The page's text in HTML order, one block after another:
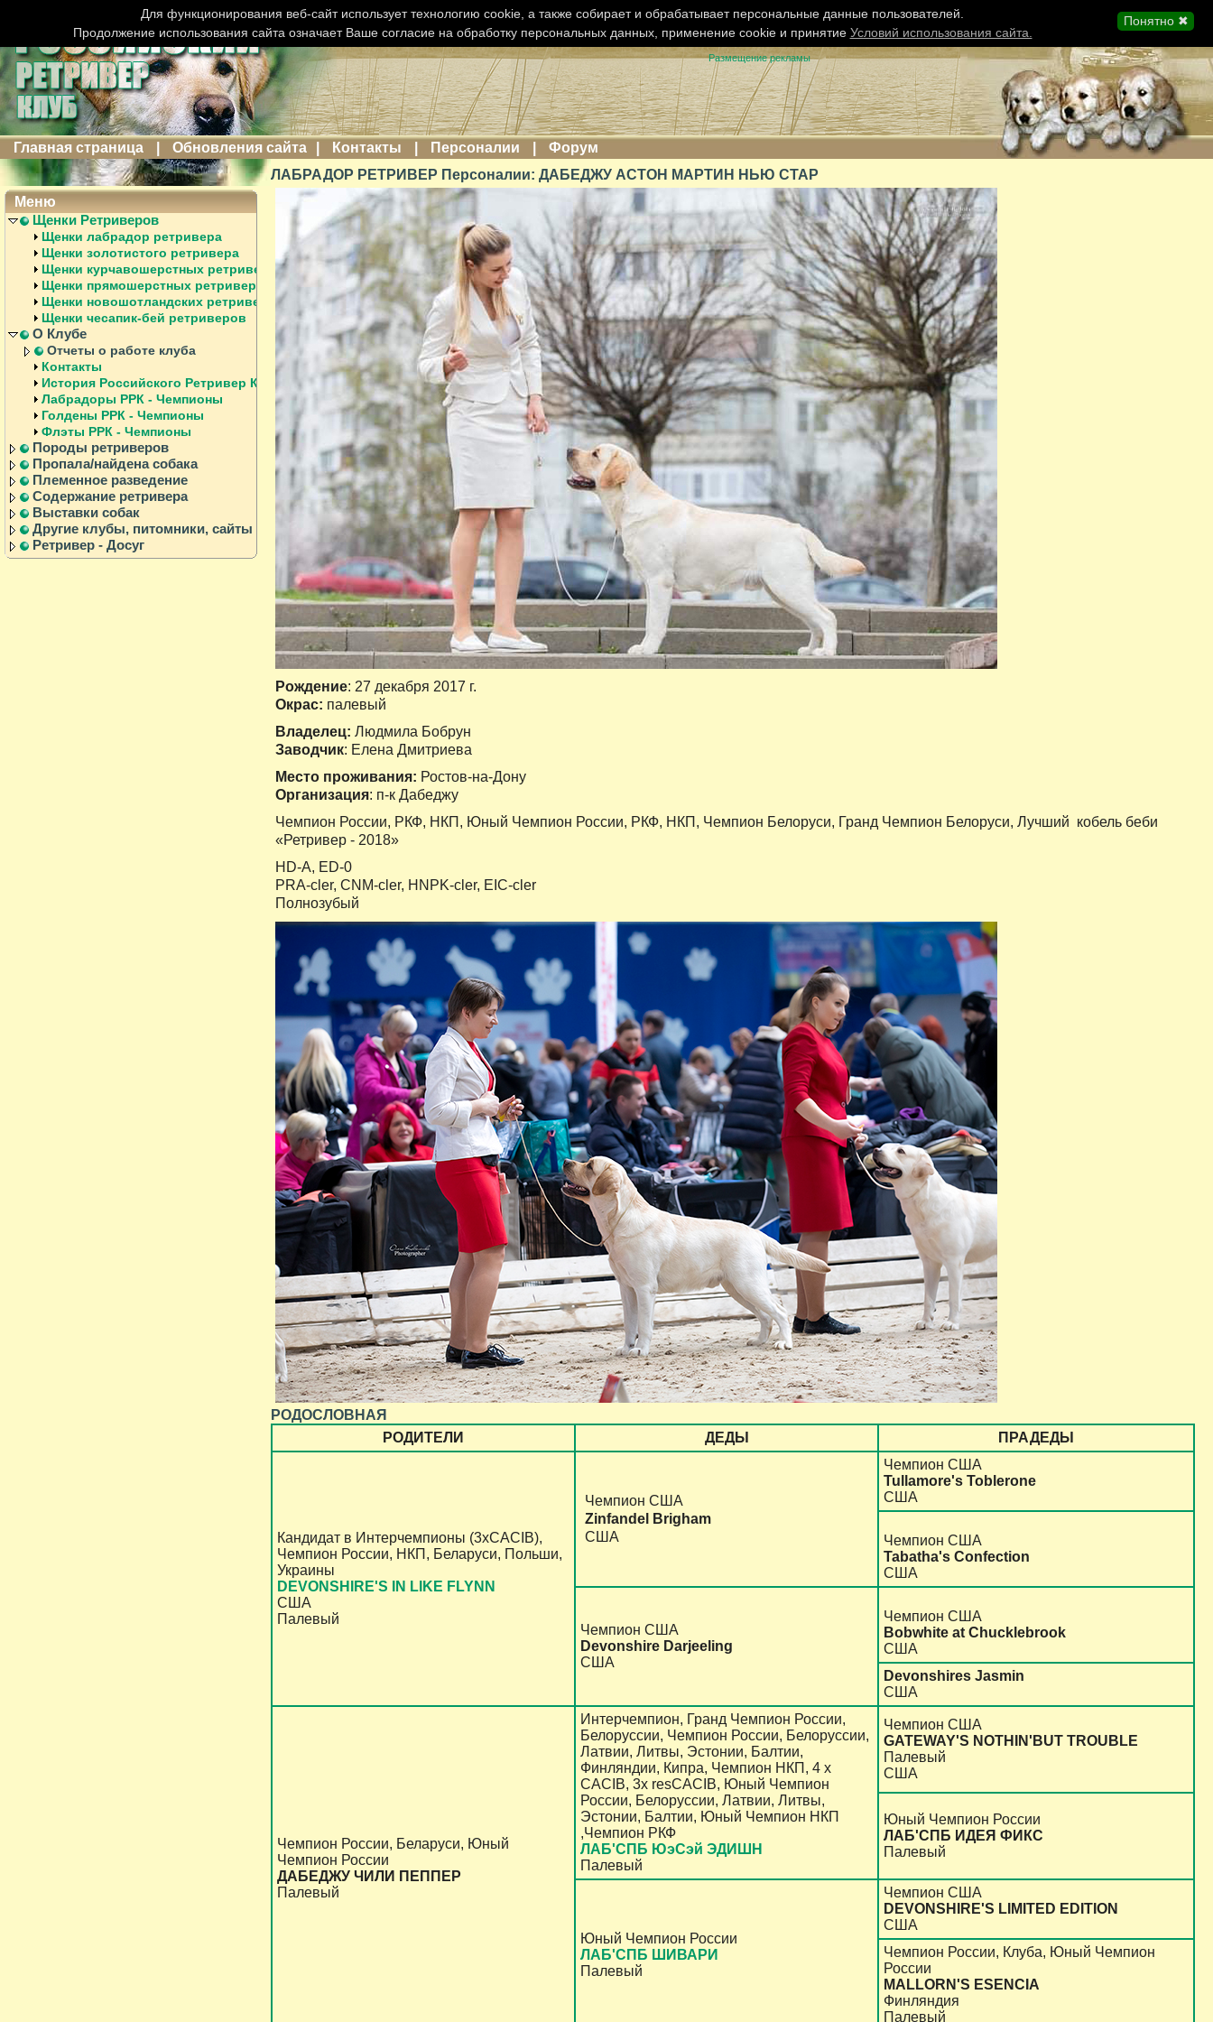
Размещение рекламы
Главная страница Обновления сайта Контакты Персоналии
Форум
ЛАБРАДОР РЕТРИВЕР Персоналии: ДАБЕДЖУ АСТОН МАРТИН НЬЮ СТАР
Рождение: 27 декабря 2017 г.
Окрас: палевый
Владелец: Людмила Бобрун
Заводчик: Елена Дмитриева
Место проживания: Ростов-на-Дону
Организация: п-к Дабеджу
Чемпион России, РКФ, НКП, Юный Чемпион России, РКФ, НКП, Чемпион Белоруси, Гранд Чемпион Белоруси, Лучший кобель беби
«Ретривер - 2018»
HD-A, ED-0
PRA-cler, CNM-cler, HNPK-cler, EIC-cler
Полнозубый
РОДОСЛОВНАЯ
РОДИТЕЛИ
ДЕДЫ ПРАДЕДЫ
Кандидат в Интерчемпионы (3хCACIB),
Чемпион России, НКП, Беларуси, Польши,
Украины
DEVONSHIRE'S IN LIKE FLYNN
США
Палевый
Чемпион США
Zinfandel Brigham
США
Чемпион США
Tullamore's Toblerone
США
Чемпион США
Tabatha's Confection
США
Чемпион США
Devonshire Darjeeling
США
Чемпион США
Bobwhite at Chucklebrook
США
Devonshires Jasmin
США
Чемпион России, Беларуси, Юный
Чемпион России
ДАБЕДЖУ ЧИЛИ ПЕППЕР
Палевый
Интерчемпион, Гранд Чемпион России,
Белоруссии, Чемпион России, Белоруссии,
Латвии, Литвы, Эстонии, Балтии,
Финляндии, Кипра, Чемпион НКП, 4 х
CACIB, 3x resCACIB, Юный Чемпион
России, Белоруссии, Латвии, Литвы,
Эстонии, Балтии, Юный Чемпион НКП
,Чемпион РКФ
ЛАБ'СПБ ЮэСэй ЭДИШН
Палевый
Чемпион США
GATEWAY'S NOTHIN'BUT TROUBLE
Палевый
США
Юный Чемпион России
ЛАБ'СПБ ИДЕЯ ФИКС
Палевый
Юный Чемпион России
ЛАБ'СПБ ШИВАРИ
Палевый
Чемпион США
DEVONSHIRE'S LIMITED EDITION
США
Чемпион России, Клуба, Юный Чемпион
России
MALLORN'S ESENCIA
Финляндия
Палевый
Меню
Щенки Ретриверов
Щенки лабрадор ретривера
Щенки золотистого ретривера
Щенки курчавошерстных ретриверов
Щенки прямошерстных ретриверов
Щенки новошотландских ретриверов
Щенки чесапик-бей ретриверов
О Клубе
Отчеты о работе клуба
Контакты
История Российского Ретривер Клуба
Лабрадоры РРК - Чемпионы
Голдены РРК - Чемпионы
Флэты РРК - Чемпионы
Породы ретриверов
Пропала/найдена собака
Племенное разведение
Содержание ретривера
Выставки собак
Другие клубы, питомники, сайты
Ретривер - Досуг
Понятно ✖
Для функционирования веб-сайт использует технологию cookie, а также собирает и обрабатывает персональные данные пользователей.
Продолжение использования сайта означает Ваше согласие на обработку персональных данных, применение cookie и принятие Условий использования сайта.